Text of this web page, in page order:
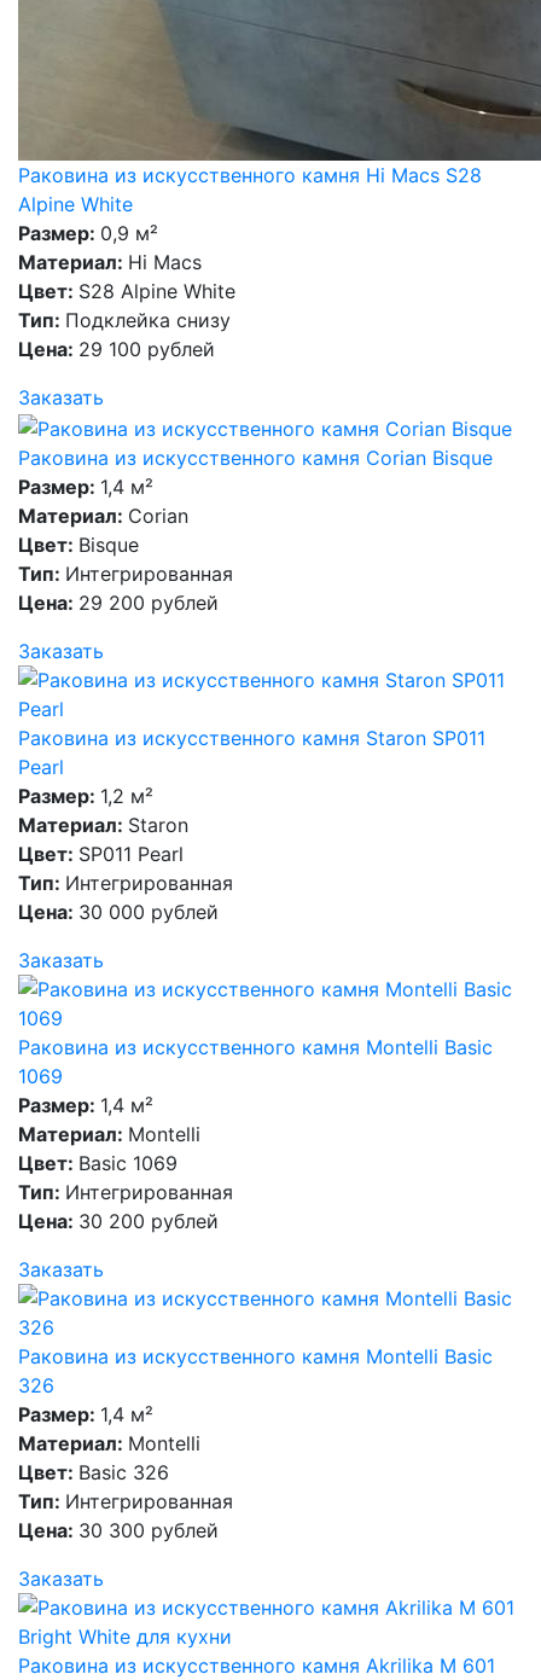
Раковина из искусственного камня Hi Macs S28
Alpine White
Размер: 0,9 м²
Материал: Hi Macs
Цвет: S28 Alpine White
Тип: Подклейка снизу
Цена: 29 100 рублей
Заказать
Раковина из искусственного камня Corian Bisque
Размер: 1,4 м²
Материал: Corian
Цвет: Bisque
Тип: Интегрированная
Цена: 29 200 рублей
Заказать
Раковина из искусственного камня Staron SP011
Pearl
Размер: 1,2 м²
Материал: Staron
Цвет: SP011 Pearl
Тип: Интегрированная
Цена: 30 000 рублей
Заказать
Раковина из искусственного камня Montelli Basic
1069
Размер: 1,4 м²
Материал: Montelli
Цвет: Basic 1069
Тип: Интегрированная
Цена: 30 200 рублей
Заказать
Раковина из искусственного камня Montelli Basic
326
Размер: 1,4 м²
Материал: Montelli
Цвет: Basic 326
Тип: Интегрированная
Цена: 30 300 рублей
Заказать
Раковина из искусственного камня Akrilika M 601